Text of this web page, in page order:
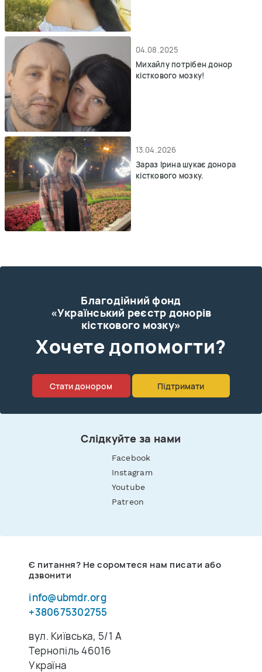
04.08.2025
Михайлу потрібен донор
кісткового мозку!
13.04.2026
Зараз Ірина шукає донора
кісткового мозку.
Благодійний фонд
«Український реєстр донорів
кісткового мозку»
Xочете допомогти?
Стати донором Підтримати
Слідкуйте за нами
Facebook
Instagram
Youtube
Patreon
Є питання? Не соромтеся нам писати або
дзвонити
info@ubmdr.org
+380675302755
вул. Київська, 5/1 A
Тернопіль 46016
Україна